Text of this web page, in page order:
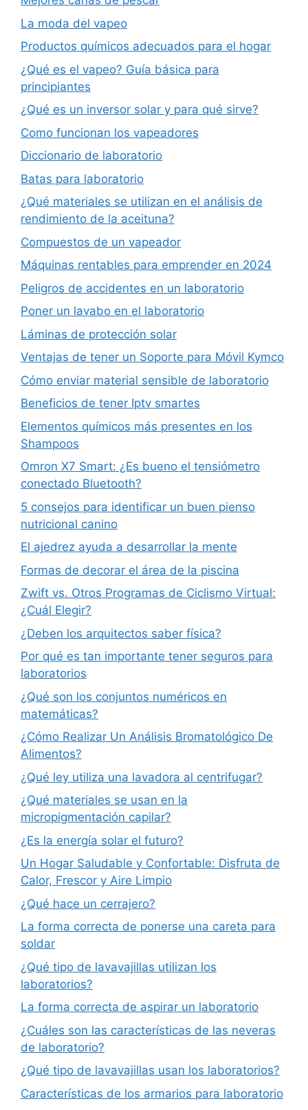
La moda del vapeo
Productos químicos adecuados para el hogar
¿Qué es el vapeo? Guía básica para
principiantes
¿Qué es un inversor solar y para qué sirve?
Como funcionan los vapeadores
Diccionario de laboratorio
Batas para laboratorio
¿Qué materiales se utilizan en el análisis de
rendimiento de la aceituna?
Compuestos de un vapeador
Máquinas rentables para emprender en 2024
Peligros de accidentes en un laboratorio
Poner un lavabo en el laboratorio
Láminas de protección solar
Ventajas de tener un Soporte para Móvil Kymco
Cómo enviar material sensible de laboratorio
Beneficios de tener Iptv smartes
Elementos químicos más presentes en los
Shampoos
Omron X7 Smart: ¿Es bueno el tensiómetro
conectado Bluetooth?
5 consejos para identificar un buen pienso
nutricional canino
El ajedrez ayuda a desarrollar la mente
Formas de decorar el área de la piscina
Zwift vs. Otros Programas de Ciclismo Virtual:
¿Cuál Elegir?
¿Deben los arquitectos saber física?
Por qué es tan importante tener seguros para
laboratorios
¿Qué son los conjuntos numéricos en
matemáticas?
¿Cómo Realizar Un Análisis Bromatológico De
Alimentos?
¿Qué ley utiliza una lavadora al centrifugar?
¿Qué materiales se usan en la
micropigmentación capilar?
¿Es la energía solar el futuro?
Un Hogar Saludable y Confortable: Disfruta de
Calor, Frescor y Aire Limpio
¿Qué hace un cerrajero?
La forma correcta de ponerse una careta para
soldar
¿Qué tipo de lavavajillas utilizan los
laboratorios?
La forma correcta de aspirar un laboratorio
¿Cuáles son las características de las neveras
de laboratorio?
¿Qué tipo de lavavajillas usan los laboratorios?
Características de los armarios para laboratorio